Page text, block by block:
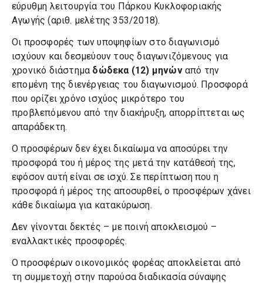
εύρυθμη λειτουργία του Πάρκου Κυκλοφοριακής
Αγωγής (αριθ. μελέτης 353/2018).
Οι προσφορές των υποψηφίων στο διαγωνισμό
ισχύουν και δεσμεύουν τους διαγωνιζόμενους για
χρονικό διάστημα δώδεκα (12) μηνώναπό την
επομένη της διενέργειας του διαγωνισμού. Προσφορά
που ορίζει χρόνο ισχύος μικρότερο του
προβλεπόμενου από την διακήρυξη, απορρίπτεται ως
απαράδεκτη.
Ο προσφέρων δεν έχει δικαίωμα να αποσύρει την
προσφορά του ή μέρος της μετά την κατάθεσή της,
εφόσον αυτή είναι σε ισχύ. Σε περίπτωση που η
προσφορά ή μέρος της αποσυρθεί, ο προσφέρων χάνει
κάθε δικαίωμα για κατακύρωση.
Δεν γίνονται δεκτές – με ποινή αποκλεισμού –
εναλλακτικές προσφορές.
Ο προσφέρων οικονομικός φορέας αποκλείεται από
τη συμμετοχή στην παρούσα διαδικασία σύναψης